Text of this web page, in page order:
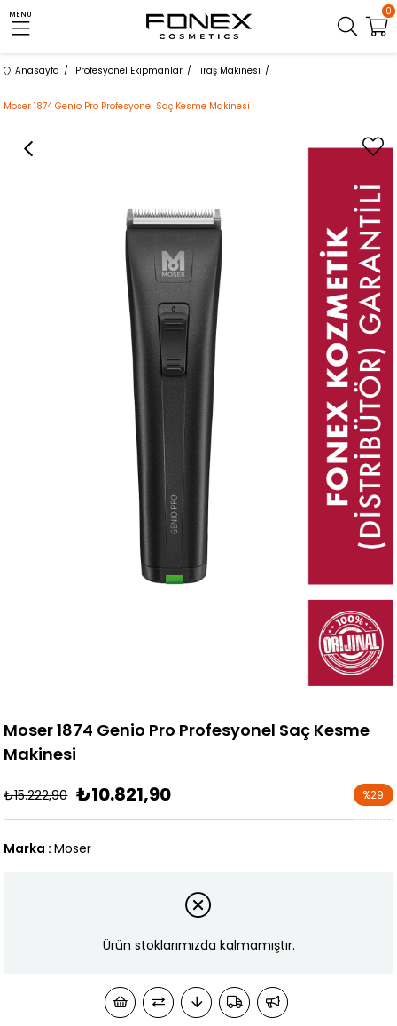
MENU 0
Anasayfa Profesyonel Ekipmanlar Tıraş Makinesi
Moser 1874 Genio Pro Profesyonel Saç Kesme Makinesi
Moser 1874 Genio Pro Profesyonel Saç Kesme
Makinesi
₺15.222,90 ₺10.821,90 %29
İndirim
Marka : Moser
Ürün stoklarımızda kalmamıştır.